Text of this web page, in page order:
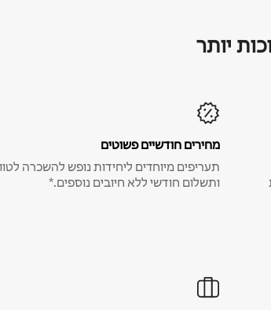
יותר
מחירים חודשיים פשוטים
תעריפים מיוחדים ליחידות נופש להשכרה
ותשלום חודשי ללא חיובים נוספים.*